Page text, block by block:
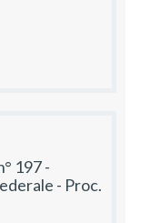
197 -
- Proc.